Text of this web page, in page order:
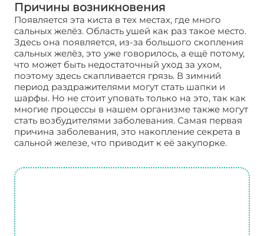
Причины возникновения
Появляется эта киста в тех местах, где много
сальных желёз. Область ушей как раз такое место.
Здесь она появляется, из-за большого скопления
сальных желёз, это уже говорилось, а ещё потому,
что может быть недостаточный уход за ухом,
поэтому здесь скапливается грязь. В зимний
период раздражителями могут стать шапки и
шарфы. Но не стоит уповать только на это, так как
многие процессы в нашем организме также могут
стать возбудителями заболевания. Самая первая
причина заболевания, это накопление секрета в
сальной железе, что приводит к её закупорке.